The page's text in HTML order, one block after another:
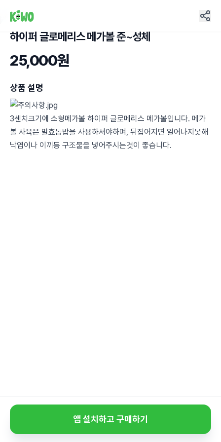
하이퍼 글로메리스 메가볼 준~성체
25,000원
상품 설명
3센치크기에 소형메가볼 하이퍼 글로메리스 메가볼입니다. 메가
볼 사육은 발효톱밥을 사용하셔야하며, 뒤집어지면 일어나지못해
낙엽이나 이끼등 구조물을 넣어주시는것이 좋습니다.
앱 설치하고 구매하기